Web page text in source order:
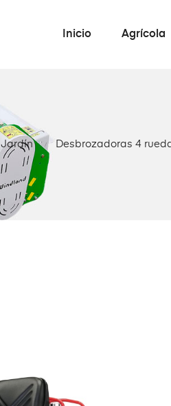
Inicio Agrícola
Jardín Desbrozadoras 4